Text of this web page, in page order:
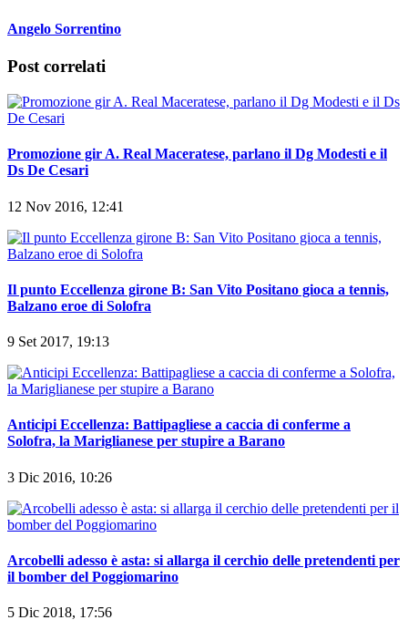
Angelo Sorrentino
Post correlati
Promozione gir A. Real Maceratese, parlano il Dg Modesti e il
Ds De Cesari
12 Nov 2016, 12:41
Il punto Eccellenza girone B: San Vito Positano gioca a tennis,
Balzano eroe di Solofra
9 Set 2017, 19:13
Anticipi Eccellenza: Battipagliese a caccia di conferme a
Solofra, la Mariglianese per stupire a Barano
3 Dic 2016, 10:26
Arcobelli adesso è asta: si allarga il cerchio delle pretendenti per
il bomber del Poggiomarino
5 Dic 2018, 17:56